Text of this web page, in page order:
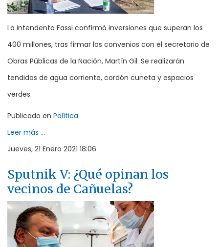
La intendenta Fassi confirmó inversiones que superan los
400 millones, tras firmar los convenios con el secretario de
Obras Públicas de la Nación, Martín Gil. Se realizarán
tendidos de agua corriente, cordón cuneta y espacios
verdes.
Publicado en Política
Leer más ...
Jueves, 21 Enero 2021 18:06
Sputnik V: ¿Qué opinan los
vecinos de Cañuelas?